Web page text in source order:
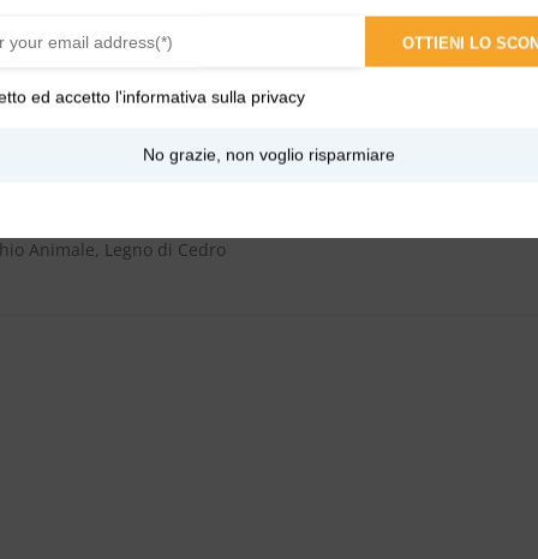
grazie alla fusione di note legnose e di fresche resine
Pesca, Lavanda, Rosmarino, Pepe, Noce Moscata, Petitgrain
Animale, Legno di Cedro
OTTIENI LO
ed accetto l'informativa sulla privacy
No grazie, non voglio risparmiare